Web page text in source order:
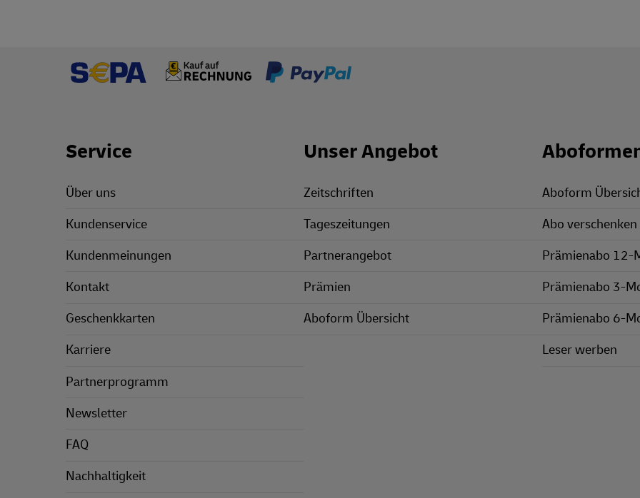
Footer Links
Service
Über uns
Kundenservice
Kundenmeinungen
Kontakt
Geschenkkarten
Karriere
Partnerprogramm
Newsletter
FAQ
Nachhaltigkeit
Unser Angebot
Zeitschriften
Tageszeitungen
Partnerangebot
Prämien
Aboform Übersicht
Aboform
Abo verschenken
Prämienabo 12-
Prämienabo 3-
Prämienabo 6-
Leser werben